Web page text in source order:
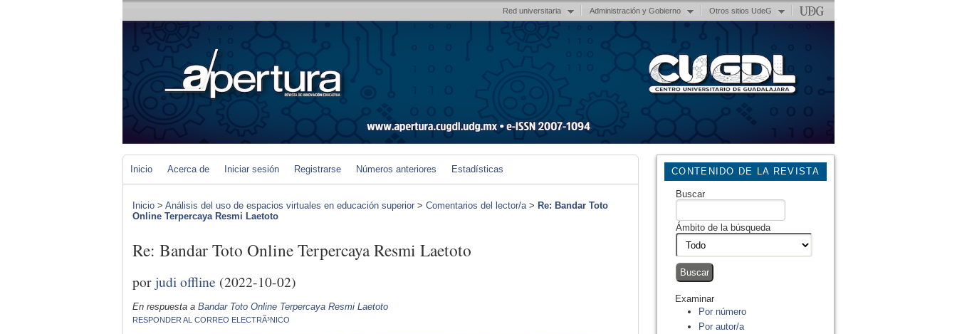
Red universitaria Administración y Gobierno Otros sitios UdeG
CONTENIDO DE LA REVISTA
Buscar
Ámbito de la búsqueda
Examinar
Por número
Por autor/a
Inicio Acerca de Iniciar sesión Registrarse Números anteriores Estadísticas
Inicio > Análisis del uso de espacios virtuales en educación superior > Comentarios del lector/a> Re: Bandar Toto
Online Terpercaya Resmi Laetoto
Re: Bandar Toto Online Terpercaya Resmi Laetoto
porjudi offline (2022-10-02)
En respuesta a Bandar Toto Online Terpercaya Resmi Laetoto
RESPONDER AL CORREO ELECTRÃ³NICO